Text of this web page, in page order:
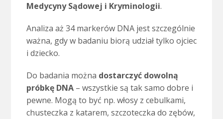
Medycyny Sądowej i Kryminologii.
Analiza aż 34 markerów DNA jest szczególnie
ważna, gdy w badaniu biorą udział tylko ojciec
i dziecko.
Do badania można dostarczyć dowolną
próbkę DNA – wszystkie są tak samo dobre i
pewne. Mogą to być np. włosy z cebulkami,
chusteczka z katarem, szczoteczka do zębów,